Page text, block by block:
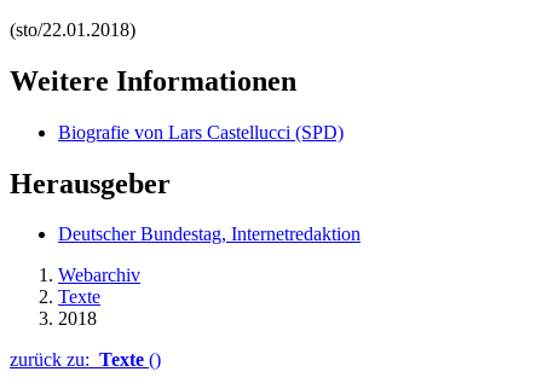
(sto/22.01.2018)
Weitere Informationen
Biografie von Lars Castellucci (SPD)
Herausgeber
Deutscher Bundestag, Internetredaktion
Webarchiv
Texte
2018
zurück zu: Texte ()